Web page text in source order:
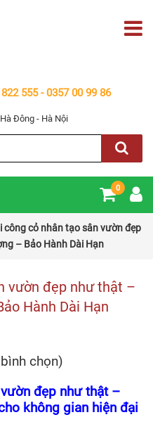
555 - 0357 00 99 86
Đông - Hà Nội
0
công cỏ nhân tạo sân vườn đẹp
– Bảo Hành Dài Hạn
vườn đẹp như thật –
Hành Dài Hạn
chọn)
đẹp như thật –
không gian hiện đại